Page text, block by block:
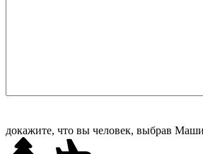
докажите, что вы человек, выбрав